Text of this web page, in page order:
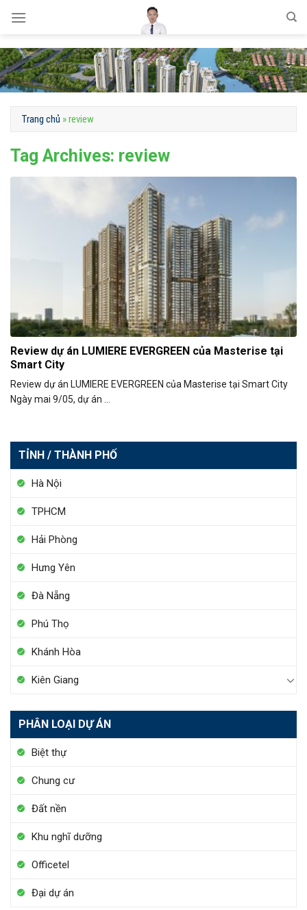
Trang chủ »review
TỈNH / THÀNH PHỐ
Hà Nội
TPHCM
Hải Phòng
Hưng Yên
Đà Nẵng
Phú Thọ
Khánh Hòa
Kiên Giang
PHÂN LOẠI DỰ ÁN
Biệt thự
Chung cư
Đất nền
Khu nghĩ dưỡng
Officetel
Đại dự án
Tag Archives: review
Review dự án LUMIERE EVERGREEN của Masterise tại
Smart City
Review dự án LUMIERE EVERGREEN của Masterise tại Smart City
Ngày mai 9/05, dự án ...